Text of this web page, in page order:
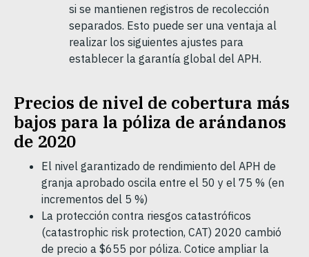
si se mantienen registros de recolección
separados. Esto puede ser una ventaja al
realizar los siguientes ajustes para
establecer la garantía global del APH.
Precios de nivel de cobertura más
bajos para la póliza de arándanos
de 2020
El nivel garantizado de rendimiento del APH de
granja aprobado oscila entre el 50 y el 75 % (en
incrementos del 5 %)
La protección contra riesgos catastróficos
(catastrophic risk protection, CAT) 2020 cambió
de precio a $655 por póliza. Cotice ampliar la